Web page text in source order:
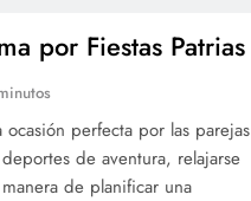
por Fiestas Patrias
ocasión perfecta por las parejas
de aventura, relajarse
de planificar una